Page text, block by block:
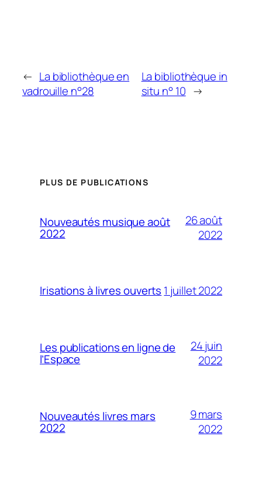
← La bibliothèque en
vadrouille n°28
La bibliothèque in
situ n° 10 →
PLUS DE PUBLICATIONS
Nouveautés musique août
2022
26 août
2022
Irisations à livres ouverts 1 juillet 2022
Les publications en ligne de
l’Espace
24 juin
2022
Nouveautés livres mars
2022
9 mars
2022